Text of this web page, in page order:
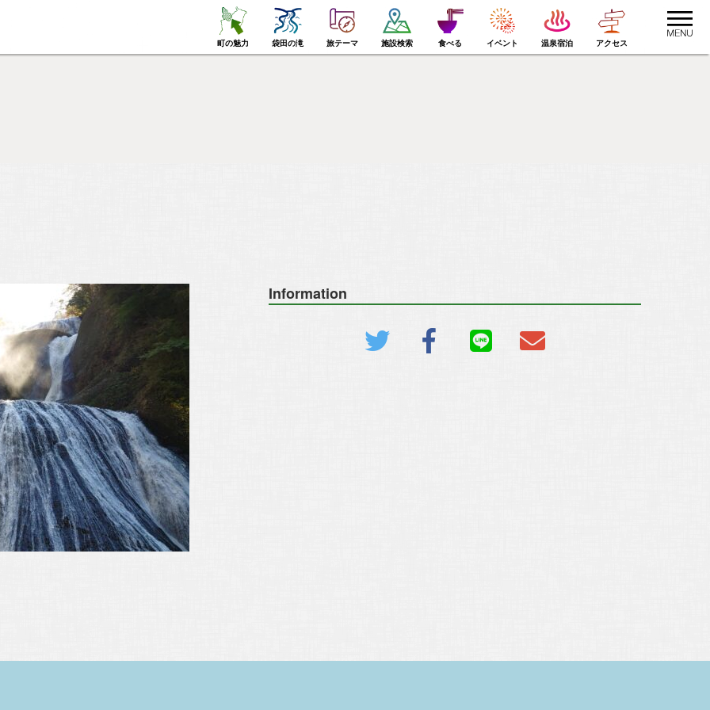
町の魅力 袋田の滝 旅テーマ 施設検索 食べる イベント 温泉宿泊 アクセス
toggle
Information